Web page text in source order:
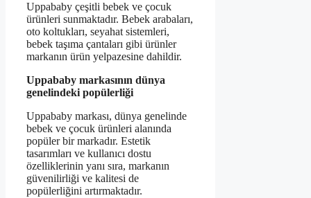
Uppababy çeşitli bebek ve çocuk
ürünleri sunmaktadır. Bebek arabaları,
oto koltukları, seyahat sistemleri,
bebek taşıma çantaları gibi ürünler
markanın ürün yelpazesine dahildir.
Uppababy markasının dünya
genelindeki popülerliği
Uppababy markası, dünya genelinde
bebek ve çocuk ürünleri alanında
popüler bir markadır. Estetik
tasarımları ve kullanıcı dostu
özelliklerinin yanı sıra, markanın
güvenilirliği ve kalitesi de
popülerliğini artırmaktadır.